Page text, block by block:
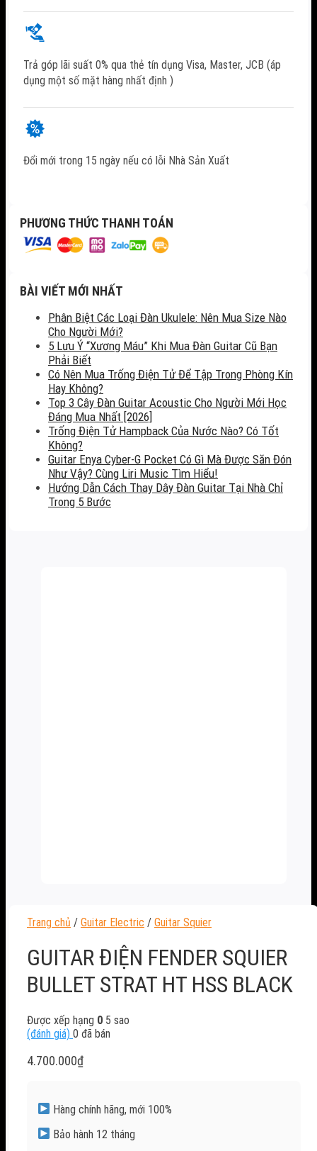
Trả góp lãi suất 0% qua thẻ tín dụng Visa, Master, JCB (áp
dụng một số mặt hàng nhất định )
Đổi mới trong 15 ngày nếu có lỗi Nhà Sản Xuất
PHƯƠNG THỨC THANH TOÁN
BÀI VIẾT MỚI NHẤT
Phân Biệt Các Loại Đàn Ukulele: Nên Mua Size Nào
Cho Người Mới?
5 Lưu Ý “Xương Máu” Khi Mua Đàn Guitar Cũ Bạn
Phải Biết
Có Nên Mua Trống Điện Tử Để Tập Trong Phòng Kín
Hay Không?
Top 3 Cây Đàn Guitar Acoustic Cho Người Mới Học
Đáng Mua Nhất [2026]
Trống Điện Tử Hampback Của Nước Nào? Có Tốt
Không?
Guitar Enya Cyber-G Pocket Có Gì Mà Được Săn Đón
Như Vậy? Cùng Liri Music Tìm Hiểu!
Hướng Dẫn Cách Thay Dây Đàn Guitar Tại Nhà Chỉ
Trong 5 Bước
Trang chủ / Guitar Electric / Guitar Squier
GUITAR ĐIỆN FENDER SQUIER
BULLET STRAT HT HSS BLACK
Được xếp hạng 0 5 sao
(đánh giá) 0 đã bán
4.700.000₫
Hàng chính hãng, mới 100%
Bảo hành 12 tháng